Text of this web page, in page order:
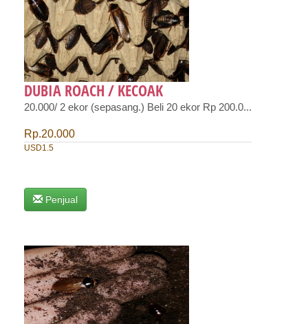
DUBIA ROACH / KECOAK
20.000/ 2 ekor (sepasang.) Beli 20 ekor Rp 200.0...
Rp.20.000
USD1.5
Penjual